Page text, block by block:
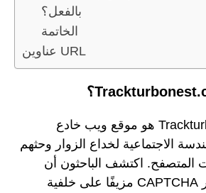
بالفعل؟
الخاتمة
عناوين URL
موقع Trackturbonest.co.in هو موقع ويب خادع
الاجتماعية لخداع الزوار وحثهم
المتصفح. اكتشف الباحثون أن
الموقع يعرض اختبار CAPTCHA مزيفًا على خلفية